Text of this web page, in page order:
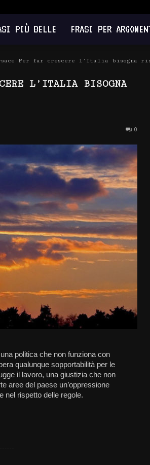
PIÙ BELLE FRASI PER
Per far crescere l’Italia bisogna
L’ITALIA BISOGNA
0
politica che non funziona con
qualunque sopportabilità per le
il lavoro, una giustizia che non
aree del paese un’oppressione
nel rispetto delle regole.